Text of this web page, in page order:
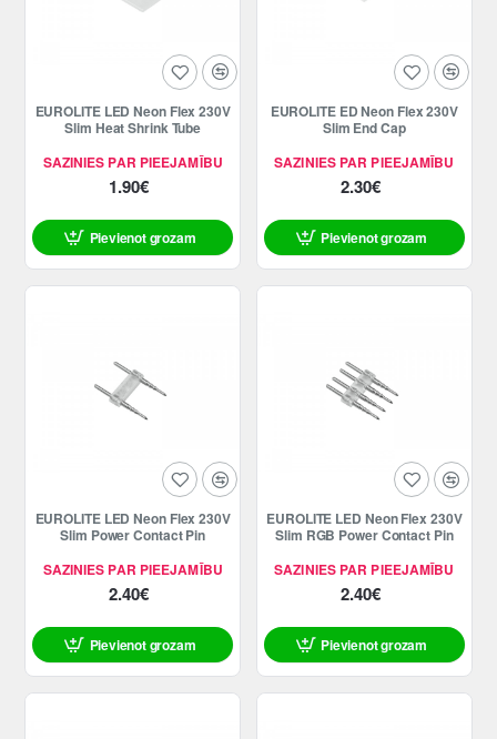
SAZINIES PAR PIEEJAMĪBU
EUROLITE LED Neon Flex 230V
Slim Heat Shrink Tube
1.90€
Pievienot grozam
SAZINIES PAR PIEEJAMĪBU
EUROLITE ED Neon Flex 230V
Slim End Cap
2.30€
Pievienot grozam
SAZINIES PAR PIEEJAMĪBU
EUROLITE LED Neon Flex 230V
Slim Power Contact Pin
2.40€
Pievienot grozam
SAZINIES PAR PIEEJAMĪBU
EUROLITE LED Neon Flex 230V
Slim RGB Power Contact Pin
2.40€
Pievienot grozam